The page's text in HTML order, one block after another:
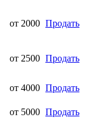
от 2000 Продать
от 2500 Продать
от 4000 Продать
от 5000 Продать